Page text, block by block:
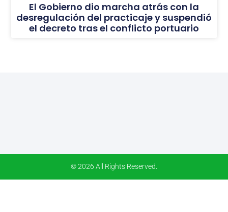
El Gobierno dio marcha atrás con la
desregulación del practicaje y suspendió
el decreto tras el conflicto portuario
© 2026 All Rights Reserved.